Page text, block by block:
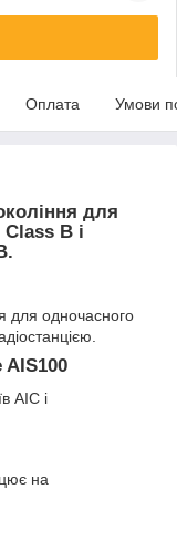
Оплата Умови
для
B і
для одночасного
AIS100
АІС і
на